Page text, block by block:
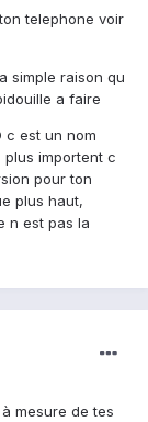
telephone voir
simple raison qu
a faire
c est un nom
importent c
pour ton
plus haut,
n est pas la
mesure de tes